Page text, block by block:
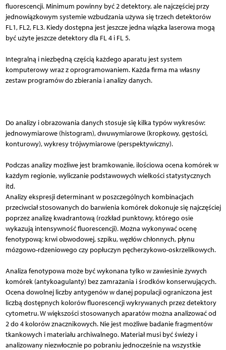
fluorescencji. Minimum powinny być 2 detektory, ale najczęściej przy
jednowiązkowym systemie wzbudzania używa się trzech detektorów
FL1, FL2, FL3. Kiedy dostępna jest jeszcze jedna wiązka laserowa mogą
być użyte jeszcze detektory dla FL 4 i FL 5.
Integralną i niezbędną częścią każdego aparatu jest system
komputerowy wraz z oprogramowaniem. Każda firma ma własny
zestaw programów do zbierania i analizy danych.
Do analizy i obrazowania danych stosuje się kilka typów wykresów:
jednowymiarowe (histogram), dwuwymiarowe (kropkowy, gęstości,
konturowy), wykresy trójwymiarowe (perspektywiczny).
Podczas analizy możliwe jest bramkowanie, ilościowa ocena komórek w
każdym regionie, wyliczanie podstawowych wielkości statystycznych
itd.
Analizy ekspresji determinant w poszczególnych kombinacjach
przeciwciał stosowanych do barwienia komórek dokonuje się najczęściej
poprzez analizę kwadrantową (rozkład punktowy, którego osie
wykazują intensywność fluorescencji). Można wykonywać ocenę
fenotypową: krwi obwodowej, szpiku, węzłów chłonnych, płynu
mózgowo-rdzeniowego czy popłuczyn pęcherzykowo-oskrzelikowych.
Analiza fenotypowa może być wykonana tylko w zawiesinie żywych
komórek (antykoagulanty) bez zamrażania i środków konserwujących.
Ocena dowolnej liczby antygenów w danej populacji ograniczona jest
liczbą dostępnych kolorów fluorescencji wykrywanych przez detektory
cytometru. W większości stosowanych aparatów można analizować od
2 do 4 kolorów znacznikowych. Nie jest możliwe badanie fragmentów
tkankowych i materiału archiwalnego. Materiał musi być świeży i
analizowany niezwłocznie po pobraniu jednocześnie na wszystkie